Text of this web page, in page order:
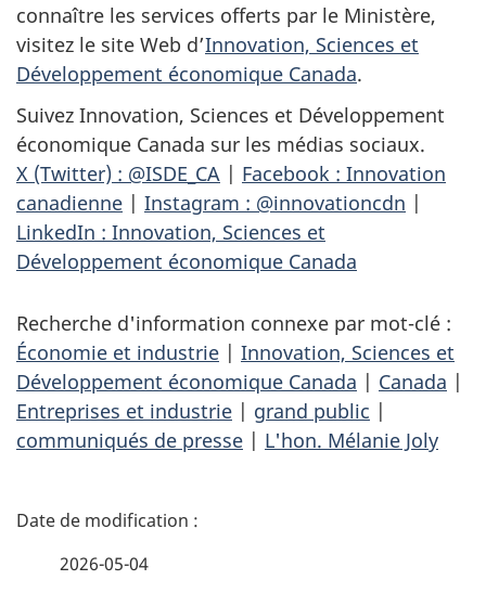
connaître les services offerts par le Ministère,
visitez le site Web d’Innovation, Sciences et
Développement économique Canada.
Suivez Innovation, Sciences et Développement
économique Canada sur les médias sociaux.
X (Twitter) : @ISDE_CA | Facebook : Innovation
canadienne | Instagram : @innovationcdn |
LinkedIn : Innovation, Sciences et
Développement économique Canada
Recherche d'information connexe par mot-clé :
Économie et industrie | Innovation, Sciences et
Développement économique Canada | Canada |
Entreprises et industrie | grand public |
communiqués de presse | L'hon. Mélanie Joly
D
2026-05-04